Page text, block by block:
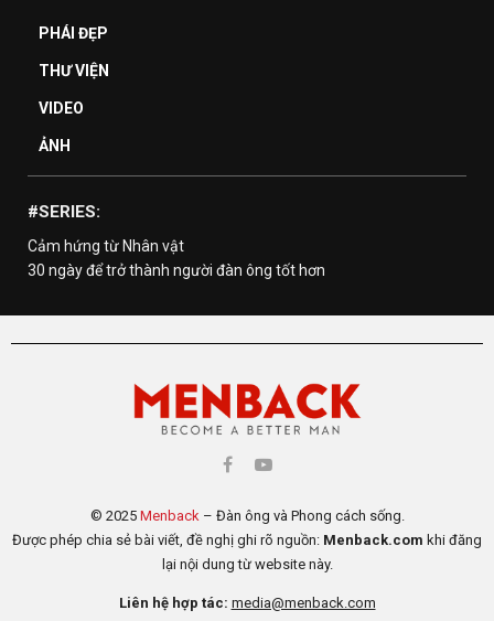
PHÁI ĐẸP
THƯ VIỆN
VIDEO
ẢNH
#SERIES:
Cảm hứng từ Nhân vật
30 ngày để trở thành người đàn ông tốt hơn
© 2025 Menback – Đàn ông và Phong cách sống.
Được phép chia sẻ bài viết, đề nghị ghi rõ nguồn: Menback.com khi đăng
lại nội dung từ website này.
Liên hệ hợp tác: media@menback.com